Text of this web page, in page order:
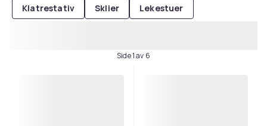
Klatrestativ Sklier Lekestuer
Side 1 av 6